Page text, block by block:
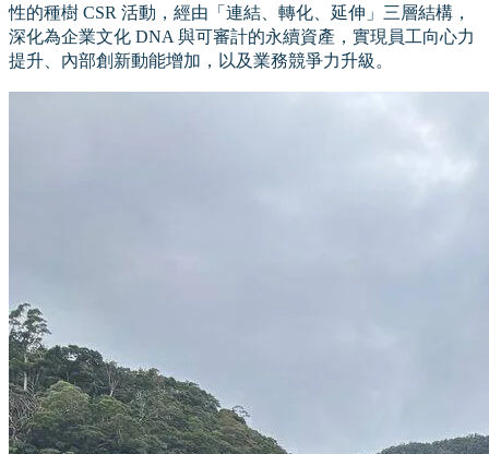
性的種樹 CSR 活動，經由「連結、轉化、延伸」三層結構，
深化為企業文化 DNA 與可審計的永續資產，實現員工向心力
提升、內部創新動能增加，以及業務競爭力升級。